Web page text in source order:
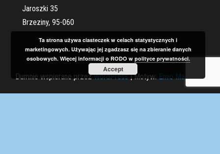
Jaroszki 35
Brzeziny, 95-060
Dumnie wspierane przezWordPress |Motyw: Envo Magazine
Ta strona używa ciasteczek w celach statystycznych i
marketingowych. Używając jej zgadzasz się na zbieranie danych
osobowych. Więcej informacji o RODO w polityce prywatności.
Accept